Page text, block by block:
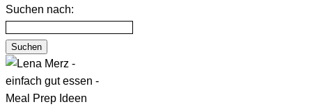
Suchen nach: